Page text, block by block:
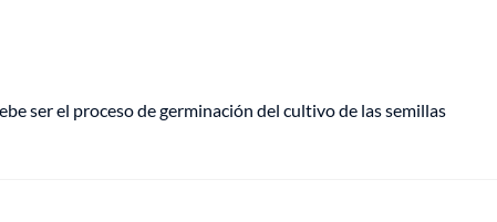
ser el proceso de germinación del cultivo de las semillas